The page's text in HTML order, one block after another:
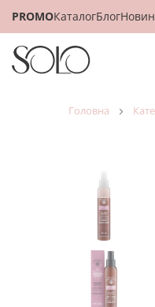
PROMOКаталогБлог
головна